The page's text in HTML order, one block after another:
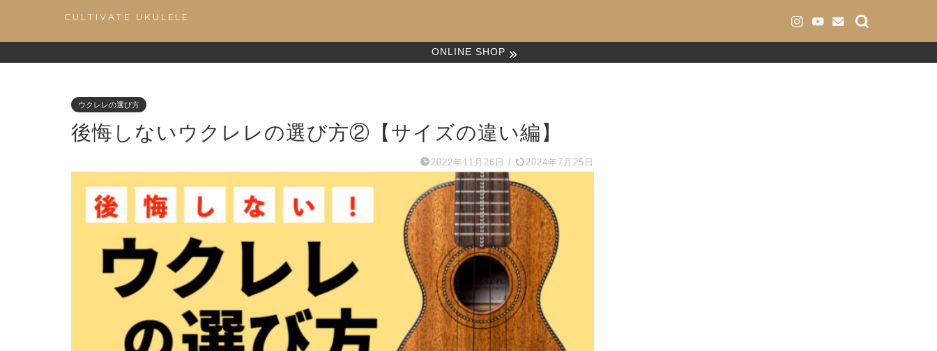
CULTIVATE UKULELE
ONLINE SHOP
ウクレレの選び方
後悔しないウクレレの選び方②【サイズの違い編】
2022年11月26日 / 2024年7月25日